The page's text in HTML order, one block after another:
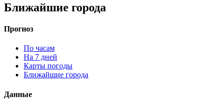
Ближайшие города
Прогноз
По часам
На 7 дней
Карты погоды
Ближайшие города
Данные